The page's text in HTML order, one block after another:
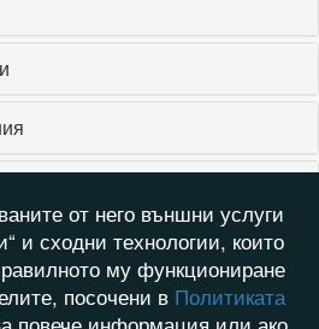
от него външни услуги
и сходни технологии, които
му функциониране
посочени в Политиката